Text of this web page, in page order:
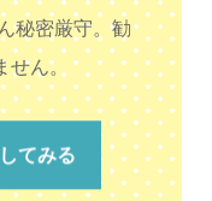
秘密厳守。勧
ん。
てみる